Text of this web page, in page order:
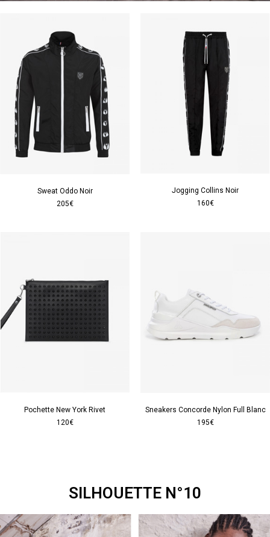
Sweat Oddo Noir
205€
Jogging Collins Noir
160€
Pochette New York Rivet
120€
Sneakers Concorde Nylon Full Blanc
195€
SILHOUETTE N°10